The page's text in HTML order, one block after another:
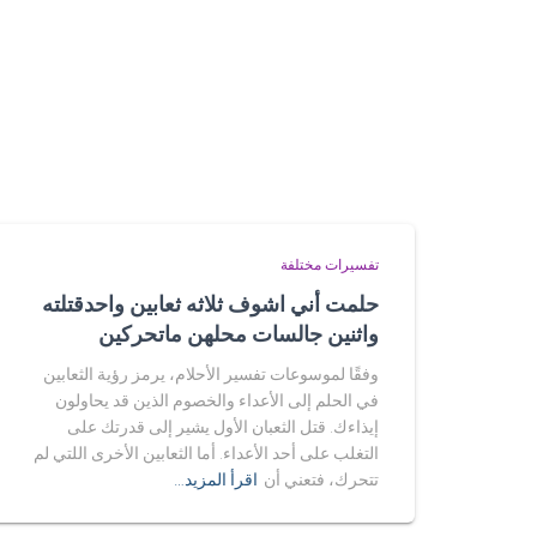
تفسيرات مختلفة
حلمت أني اشوف ثلاثه ثعابين واحدقتلته
واثنين جالسات محلهن ماتحركين
وفقًا لموسوعات تفسير الأحلام، يرمز رؤية الثعابين
في الحلم إلى الأعداء والخصوم الذين قد يحاولون
إيذاءك. قتل الثعبان الأول يشير إلى قدرتك على
التغلب على أحد الأعداء. أما الثعابين الأخرى اللتي لم
تتحرك، فتعني أن اقرأ المزيد…